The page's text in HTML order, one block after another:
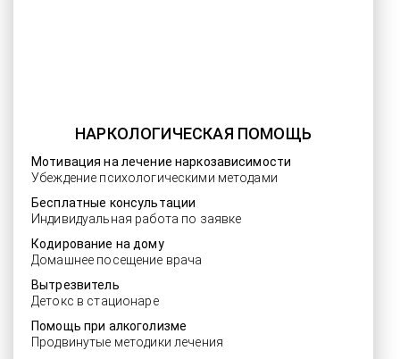
НАРКОЛОГИЧЕСКАЯ ПОМОЩЬ
Мотивация на лечение наркозависимости
Убеждение психологическими методами
Бесплатные консультации
Индивидуальная работа по заявке
Кодирование на дому
Домашнее посещение врача
Вытрезвитель
Детокс в стационаре
Помощь при алкоголизме
Продвинутые методики лечения